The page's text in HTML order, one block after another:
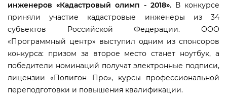
инженеров «Кадастровый олимп - 2018». конкурсе
приняли участие кадастровые инженеры из 34
субъектов Российской Федерации. ООО
«Программный центр» выступил одним из спонсоро
конкурса: призом за второе место станет ноутбук, а
победители номинаций получат электронные подписи,
лицензии «Полигон Про», курсы профессиональной
переподготовки и повышения квалификации.